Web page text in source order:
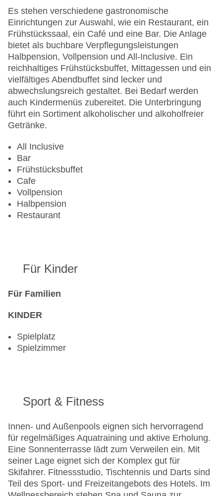
Es stehen verschiedene gastronomische
Einrichtungen zur Auswahl, wie ein Restaurant, ein
Frühstückssaal, ein Café und eine Bar. Die Anlage
bietet als buchbare Verpflegungsleistungen
Halbpension, Vollpension und All-Inclusive. Ein
reichhaltiges Frühstücksbuffet, Mittagessen und ein
vielfältiges Abendbuffet sind lecker und
abwechslungsreich gestaltet. Bei Bedarf werden
auch Kindermenüs zubereitet. Die Unterbringung
führt ein Sortiment alkoholischer und alkoholfreier
Getränke.
All Inclusive
Bar
Frühstücksbuffet
Cafe
Vollpension
Halbpension
Restaurant
Für Kinder
Für Familien
KINDER
Spielplatz
Spielzimmer
Sport & Fitness
Innen- und Außenpools eignen sich hervorragend
für regelmäßiges Aquatraining und aktive Erholung.
Eine Sonnenterrasse lädt zum Verweilen ein. Mit
seiner Lage eignet sich der Komplex gut für
Skifahrer. Fitnessstudio, Tischtennis und Darts sind
Teil des Sport- und Freizeitangebots des Hotels. Im